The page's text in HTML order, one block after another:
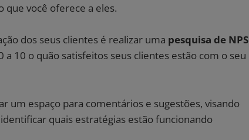
você oferece a eles.
dos seus clientes é realizar uma pesquisa de NPS
a 10 o quão satisfeitos seus clientes estão com o seu
um espaço para comentários e sugestões, visando
quais estratégias estão funcionando